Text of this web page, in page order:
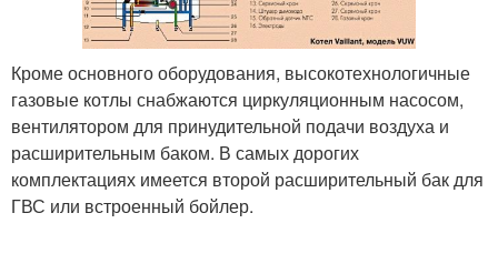
Кроме основного оборудования, высокотехнологичные
газовые котлы снабжаются циркуляционным насосом,
вентилятором для принудительной подачи воздуха и
расширительным баком. В самых дорогих
комплектациях имеется второй расширительный бак для
ГВС или встроенный бойлер.